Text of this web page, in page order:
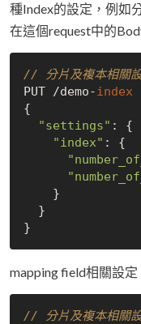
種Index的設定，例如
在這個request中的
// 分片及複本相關
PUT /demo-index
{
"settings" : {
"index" : {
mapping field相關設定
// 分片及複本相關